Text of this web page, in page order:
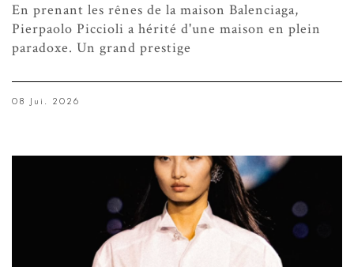
En prenant les rênes de la maison Balenciaga,
Pierpaolo Piccioli a hérité d'une maison en plein
paradoxe. Un grand prestige
08 Jui. 2026